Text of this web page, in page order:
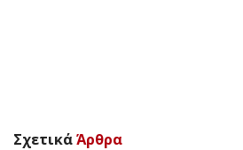
ΣχετικάΆρθρα